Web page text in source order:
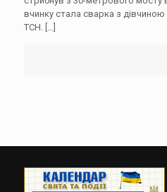
вчинку стала сварка з
ТСН. […]